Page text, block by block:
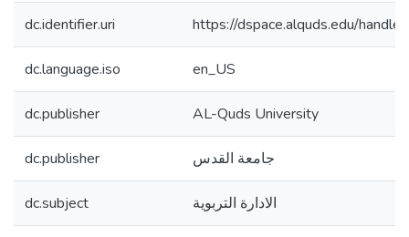
dc.identifier.uri https://dspace.alquds.edu/
dc.language.iso en_US
dc.publisher AL-Quds University
dc.publisher جامعة القدس
dc.subject الادارة التربوية